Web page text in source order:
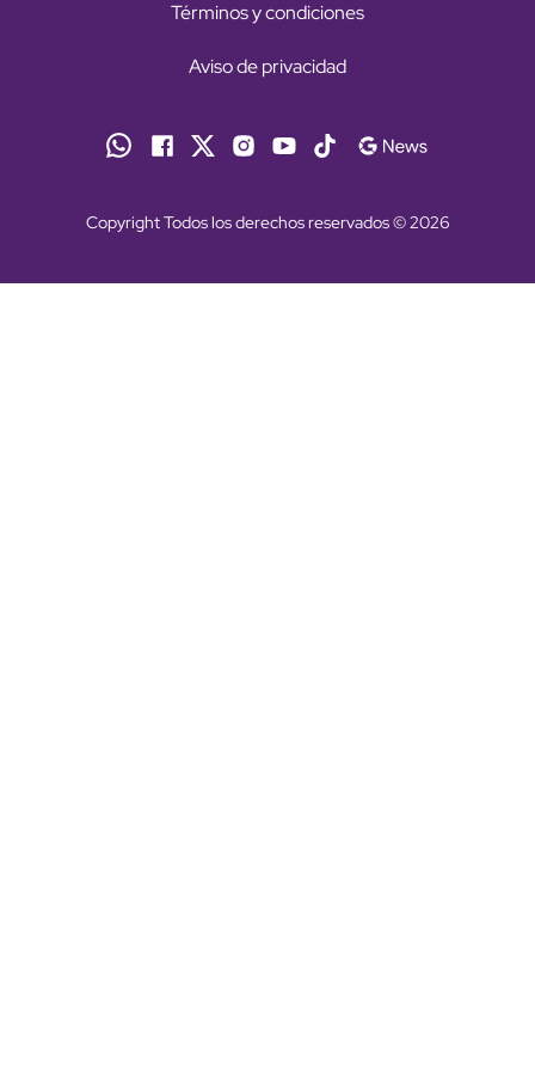
Términos y condiciones
Aviso de privacidad
Copyright Todos los derechos reservados © 2026